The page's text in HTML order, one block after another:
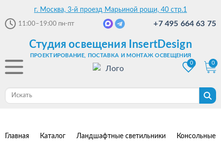
г. Москва, 3-й проезд Марьиной рощи, 40 стр.1
11:00–19:00 пн-пт +7 495 664 63 75
Студия освещения InsertDesign
ПРОЕКТИРОВАНИЕ, ПОСТАВКА И МОНТАЖ ОСВЕЩЕНИЯ
0
0
Главная Каталог Ландшафтные светильники Консольные